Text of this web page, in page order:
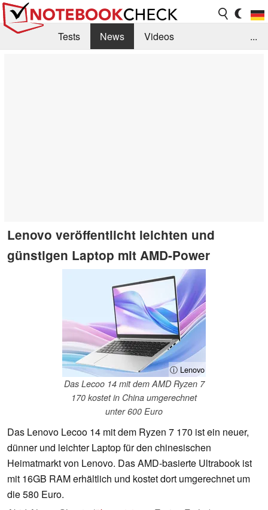
Tests News
Videos
...
Lenovo veröffentlicht leichten und
günstigen Laptop mit AMD-Power
ⓘ Lenovo
Das Lecoo 14 mit dem AMD Ryzen 7
170 kostet in China umgerechnet
unter 600 Euro
Das Lenovo Lecoo 14 mit dem Ryzen 7 170 ist ein neuer,
dünner und leichter Laptop für den chinesischen
Heimatmarkt von Lenovo. Das AMD-basierte Ultrabook ist
mit 16GB RAM erhältlich und kostet dort umgerechnet um
die 580 Euro.